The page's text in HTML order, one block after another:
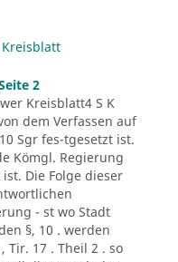
2
Kreisblatt4 S K
dem Verfassen auf
Sgr fes-tgesetzt ist.
Kömgl. Regierung
Die Folge dieser
- st wo Stadt
§, 10 . werden
Tir. 17 . Theil 2 . so